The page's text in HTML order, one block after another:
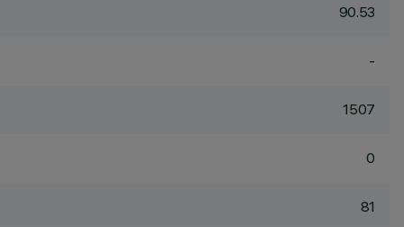
90.53
-
1507
0
81